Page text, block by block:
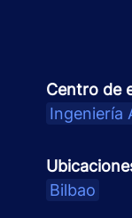
Centro de
Ingeniería
Bilbao